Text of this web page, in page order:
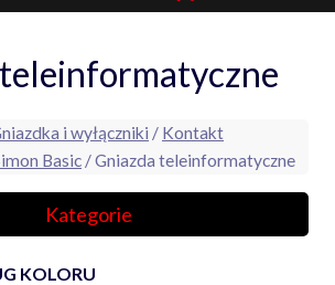
i wyłączniki / Kontakt
Basic / Gniazda teleinformatyczne
Kategorie
KOLORU